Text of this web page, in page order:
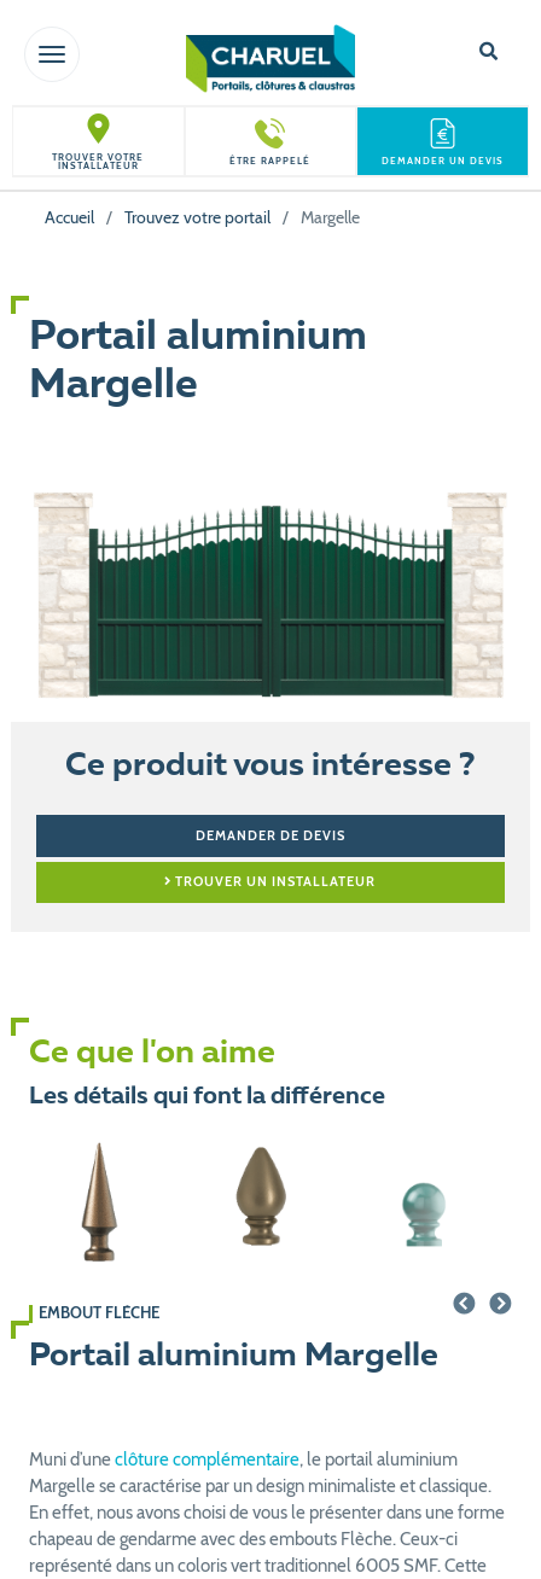
TOGGLE NAVIGATION
TROUVER VOTRE
INSTALLATEUR ÊTRE RAPPELÉ DEMANDER UN DEVIS
Accueil / Trouvez votre portail / Margelle
Portail aluminium
Margelle
Ce produit vous intéresse ?
DEMANDER DE DEVIS
TROUVER UN INSTALLATEUR
Ce que l'on aime
Les détails qui font la différence
EMBOUT FLÈCHE
Portail aluminium Margelle
Muni d’uneclôture complémentaire, le portail aluminium
Margelle se caractérise par un design minimaliste et classique.
En effet, nous avons choisi de vous le présenter dans une forme
chapeau de gendarme avec des embouts Flèche. Ceux-ci
représenté dans un coloris vert traditionnel 6005 SMF. Cette